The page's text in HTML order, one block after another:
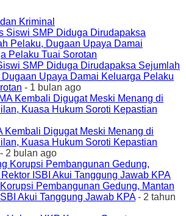
Kriminal
SMP Diduga Dirudapaksa Sejumlah
Dugaan Upaya Damai Keluarga Pelaku
- 1 bulan ago
Kembali Digugat Meski Menang di
Kuasa Hukum Soroti Kepastian
- 2 bulan ago
Pembangunan Gedung, Mantan
Akui Tanggung Jawab KPA- 2 tahun